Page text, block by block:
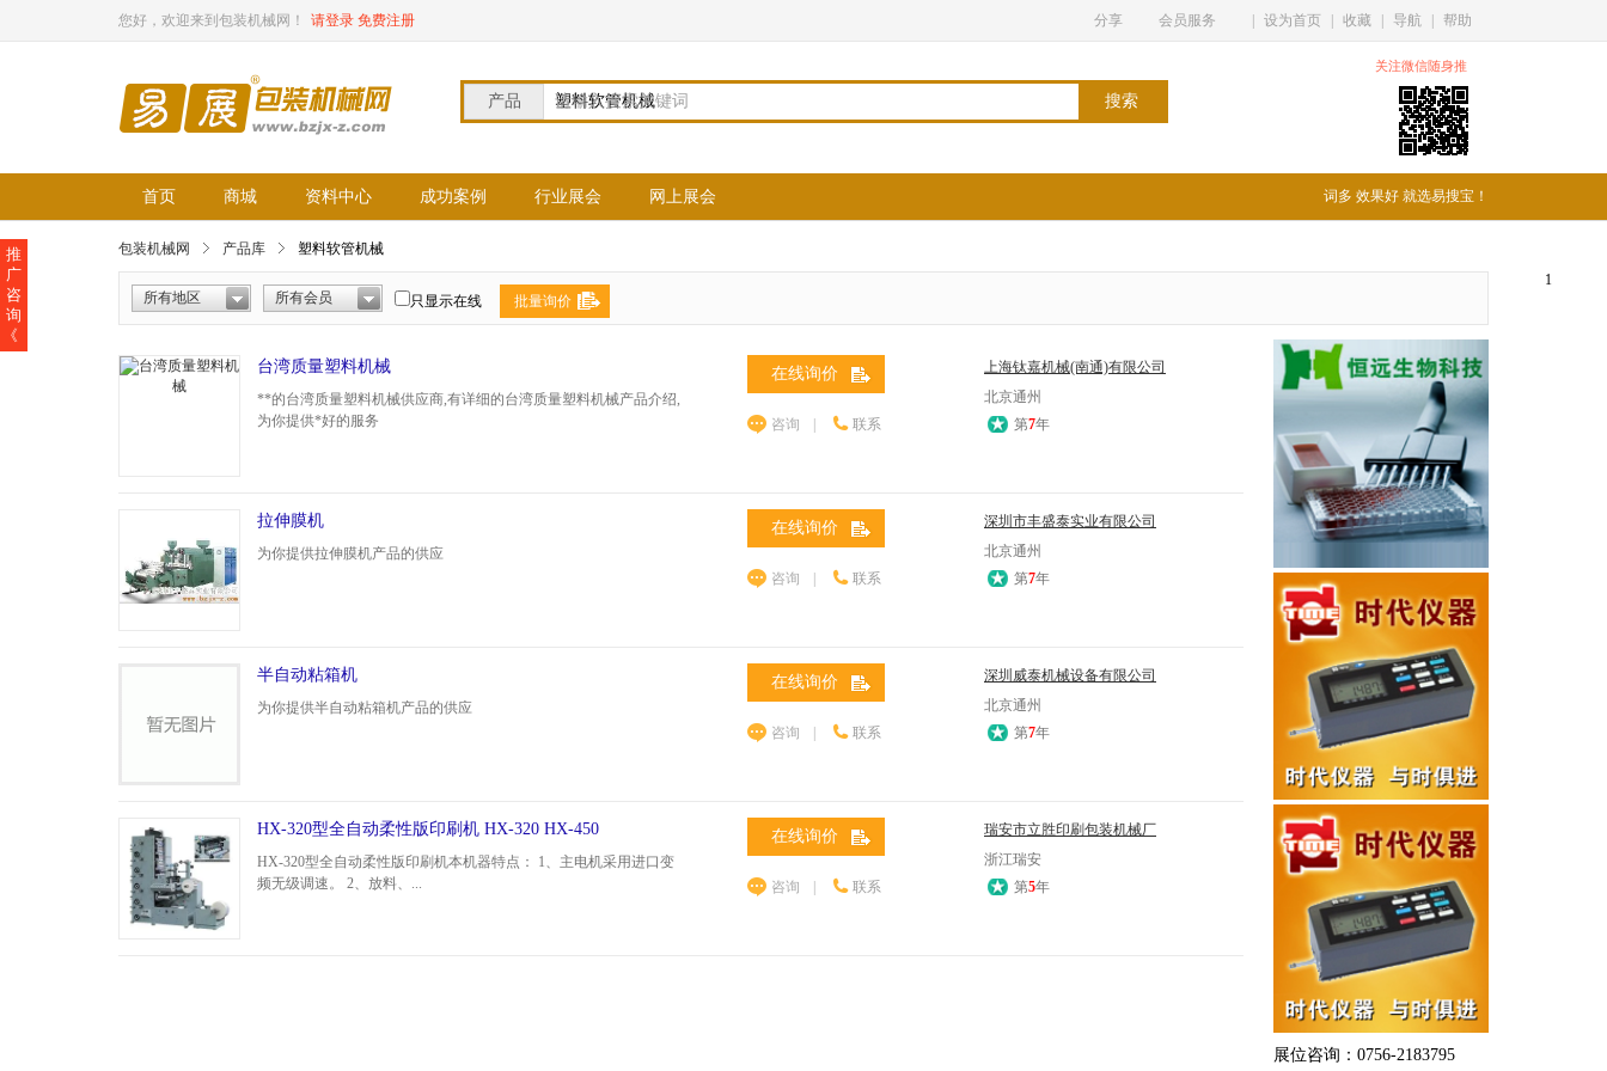
您好，欢迎来到包装机械网！ 请登录 免费注册 分享 会员服务 设为首页 收藏 导航 帮助
产品 请输入搜索关键词
关注微信随身推
首页 商城 资料中心 成功案例 行业展会 网上展会 词多 效果好 就选易搜宝！
包装机械网 产品库 塑料软管机械
所有地区 所有会员 只显示在线 批量询价
台湾质量塑料机械
**的台湾质量塑料机械供应商,有详细的台湾质量塑料机械产品介绍,
为你提供*好的服务
在线询价
咨询 联系
上海钛嘉机械(南通)有限公司
北京通州
第7年
拉伸膜机
为你提供拉伸膜机产品的供应
在线询价
咨询 联系
深圳市丰盛泰实业有限公司
北京通州
第7年
半自动粘箱机
为你提供半自动粘箱机产品的供应
在线询价
咨询 联系
深圳威泰机械设备有限公司
北京通州
第7年
HX-320型全自动柔性版印刷机 HX-320 HX-450
HX-320型全自动柔性版印刷机本机器特点： 1、主电机采用进口变
频无级调速。 2、放料、...
在线询价
咨询 联系
瑞安市立胜印刷包装机械厂
浙江瑞安
第5年
展位咨询：0756-2183795
推
广
咨
询
《
1